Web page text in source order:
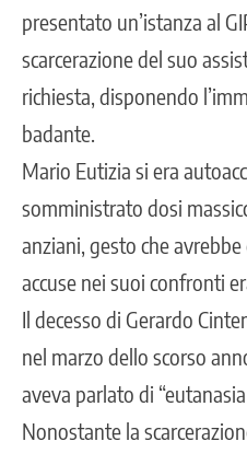
presentato un’istanza al
scarcerazione del suo
richiesta, disponendo
badante.
Mario Eutizia si era
somministrato dosi
anziani, gesto che
accuse nei suoi confronti
Il decesso di Gerardo
nel marzo dello scorso
aveva parlato di
Nonostante la